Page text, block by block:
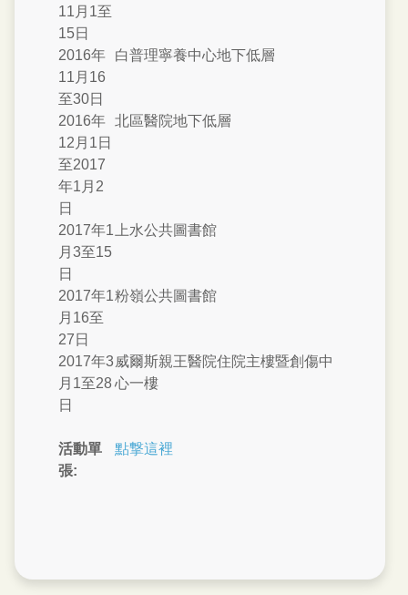
11月1至
15日
2016年
11月16
至30日
白普理寧養中心地下低層
2016年
12月1日
至2017
年1月2
日
北區醫院地下低層
2017年1
月3至15
日
上水公共圖書館
2017年1
月16至
27日
粉嶺公共圖書館
2017年3
月1至28
日
威爾斯親王醫院住院主樓暨創傷中
心一樓
活動單
張:
點撃這裡